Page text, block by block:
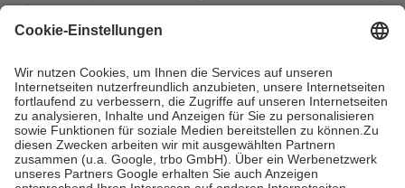
mit.
Grundsätzlich leisten Mitglieder Zuzahlungen in Höhe von zehn
höchstens zehn Euro.
Es sind jedoch nie mehr als die tatsächlichen
Kosten der Leistung zu entrichten.
Diese Regeln gelten grundsätzlich auch für Online-Apotheken.
Bei Heilmitteln und häuslicher Krankenpflege beträgt die
Zuzahlung zehn Prozent der Kosten sowie zehn Euro je
Verordnung.
Um das Engagement der Versicherten für ihre eigene Gesundheit zu